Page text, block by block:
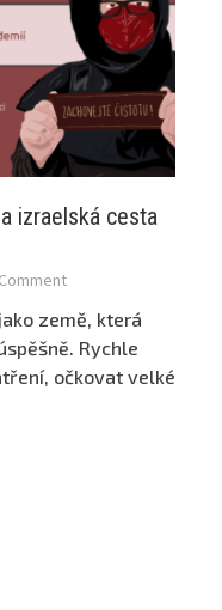
izraelská cesta
Comment
země, která
Rychle
očkovat velké